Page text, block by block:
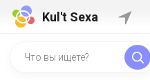
Kul't Sexa